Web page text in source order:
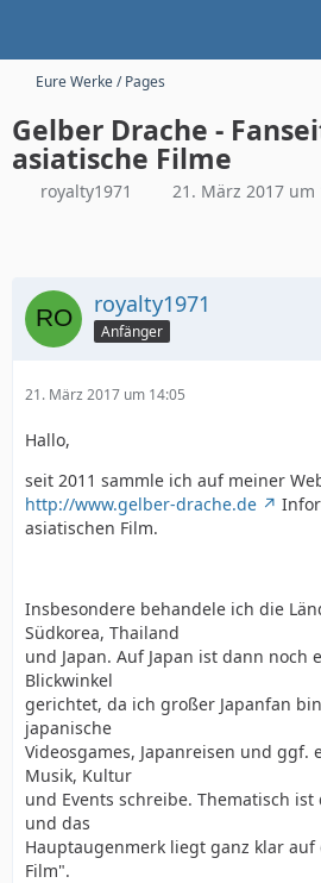
Eure Werke / Pages
Gelber Drache -
asiatische Filme
royalty1971 21. März 2017 um
royalty1971
Anfänger
21. März 2017 um 14:05
Hallo,
seit 2011 sammle ich auf meiner
http://www.gelber-drache.de
asiatischen Film.
Insbesondere behandele ich die
Südkorea, Thailand
und Japan. Auf Japan ist dann noch
Blickwinkel
gerichtet, da ich großer Japanfan
japanische
Videosgames, Japanreisen und ggf.
Musik, Kultur
und Events schreibe. Thematisch
und das
Hauptaugenmerk liegt ganz klar auf
Film".